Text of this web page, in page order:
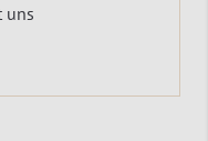
uns